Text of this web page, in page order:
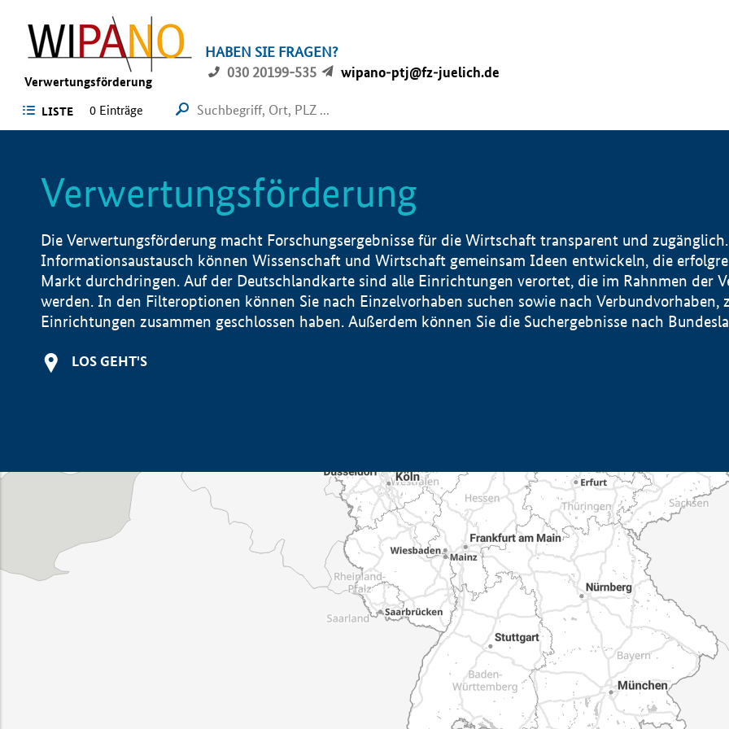
Verwertungsförderung
HABEN SIE FRAGEN?
030 20199-535
wipano-ptj@fz-juelich.de
LISTE 0 Einträge
Verwertungsförderung
Die Verwertungsförderung macht Forschungsergebnisse für die Wirtschaft transparent und
Informationsaustausch können Wissenschaft und Wirtschaft gemeinsam Ideen entwickeln, die
Markt durchdringen. Auf der Deutschlandkarte sind alle Einrichtungen verortet, die im Rahnmen der
werden. In den Filteroptionen können Sie nach Einzelvorhaben suchen sowie nach Verbundvorhaben,
Einrichtungen zusammen geschlossen haben. Außerdem können Sie die Suchergebnisse nach
LOS GEHT'S